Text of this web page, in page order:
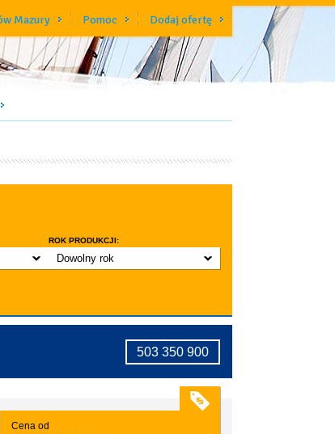
Mazury Pomoc Dodaj ofertę
ROK PRODUKCJI:
Dowolny rok
do 10 lat
503 350 900
Cena od